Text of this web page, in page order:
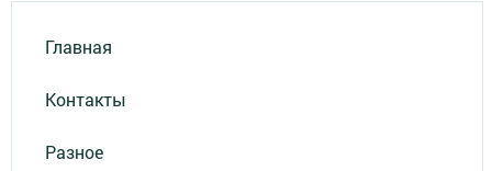
Главная
Контакты
Разное